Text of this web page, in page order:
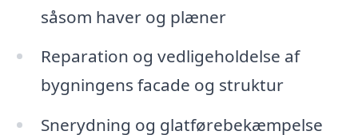
såsom haver og plæner
Reparation og vedligeholdelse af
bygningens facade og struktur
Snerydning og glatførebekæmpelse